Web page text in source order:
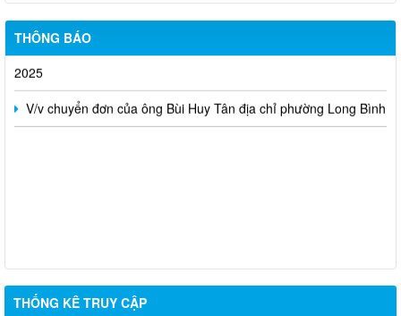
THÔNG BÁO
Lịch tiếp công dân của Lãnh đạo Thanh tra tỉnh tháng 12 năm
2025
V/v chuyển đơn của ông Bùi Huy Tân địa chỉ phường Long Bình
THỐNG KÊ TRUY CẬP